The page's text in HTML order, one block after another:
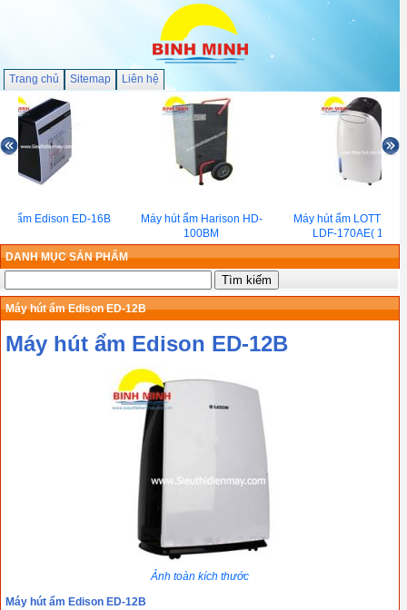
Trang chủ Sitemap Liên hệ
ẩm Edison ED-16B
Máy hút ẩm Harison HD-
100BM
Máy hút ẩm LOTTE
LDF-170AE( 17 Lít)
DANH MỤC SẢN PHẨM
Máy hút ẩm Edison ED-12B
Máy hút ẩm Edison ED-12B
Ảnh toàn kích thước
Máy hút ẩm Edison ED-12B